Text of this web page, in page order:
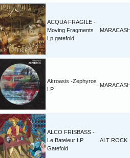
ACQUA FRAGILE -
Moving Fragments
Lp gatefold
Akroasis -Zephyros
LP
ALCO FRISBASS -
Le Bateleur LP
Gatefold
ALT ROCK